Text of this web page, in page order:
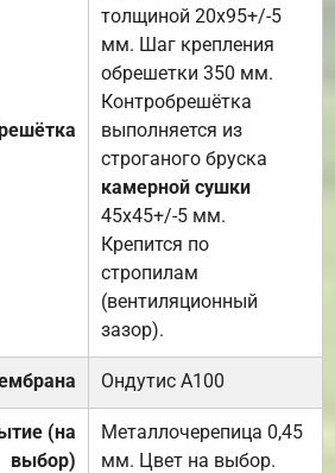
толщиной 20х95+/-5
мм. Шаг крепления
обрешетки 350 мм.
Контробрешётка
выполняется из
строганого бруска
камерной сушки
45х45+/-5 мм.
Крепится по
стропилам
(вентиляционный
зазор).
Ондутис А100
(на
выбор)
Металлочерепица 0,45
мм. Цвет на выбор.